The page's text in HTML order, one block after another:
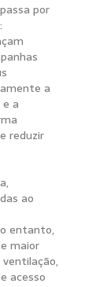
por
a
a
reduzir
ao
entanto,
maior
ventilação,
acesso